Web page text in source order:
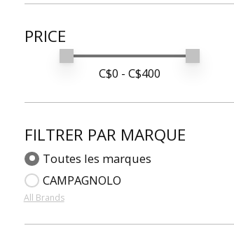
PRICE
Min price
Max price
C$0 - C$400
FILTRER PAR MARQUE
Toutes les marques
CAMPAGNOLO
All Brands